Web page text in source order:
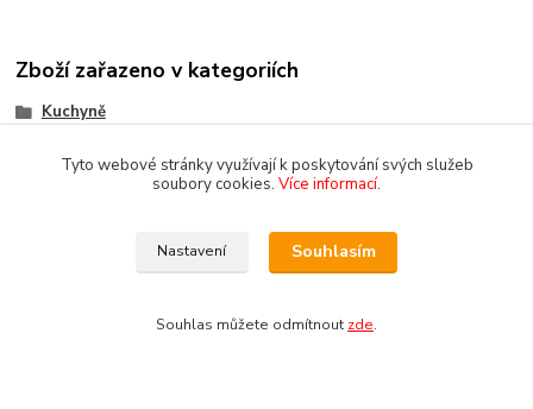
Zboží zařazeno v kategoriích
Kuchyně
Tyto webové stránky využívají k poskytování svých služeb
soubory cookies. Více informací.
Nastavení Souhlasím
Souhlas můžete odmítnout zde.